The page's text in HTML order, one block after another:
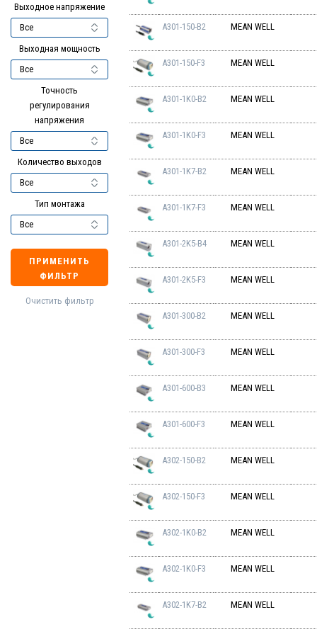
Выходное напряжение
Выходная мощность
Точность
регулирования
напряжения
Количество выходов
Тип монтажа
ПРИМЕНИТЬ
ФИЛЬТР
Очистить фильтр
A301-150-B2 MEAN WELL
A301-150-F3 MEAN WELL
A301-1K0-B2 MEAN WELL
A301-1K0-F3 MEAN WELL
A301-1K7-B2 MEAN WELL
A301-1K7-F3 MEAN WELL
A301-2K5-B4 MEAN WELL
A301-2K5-F3 MEAN WELL
A301-300-B2 MEAN WELL
A301-300-F3 MEAN WELL
A301-600-B3 MEAN WELL
A301-600-F3 MEAN WELL
A302-150-B2 MEAN WELL
A302-150-F3 MEAN WELL
A302-1K0-B2 MEAN WELL
A302-1K0-F3 MEAN WELL
A302-1K7-B2 MEAN WELL